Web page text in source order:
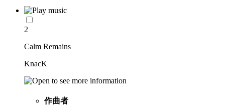
2
Calm Remains
KnacK
作曲者